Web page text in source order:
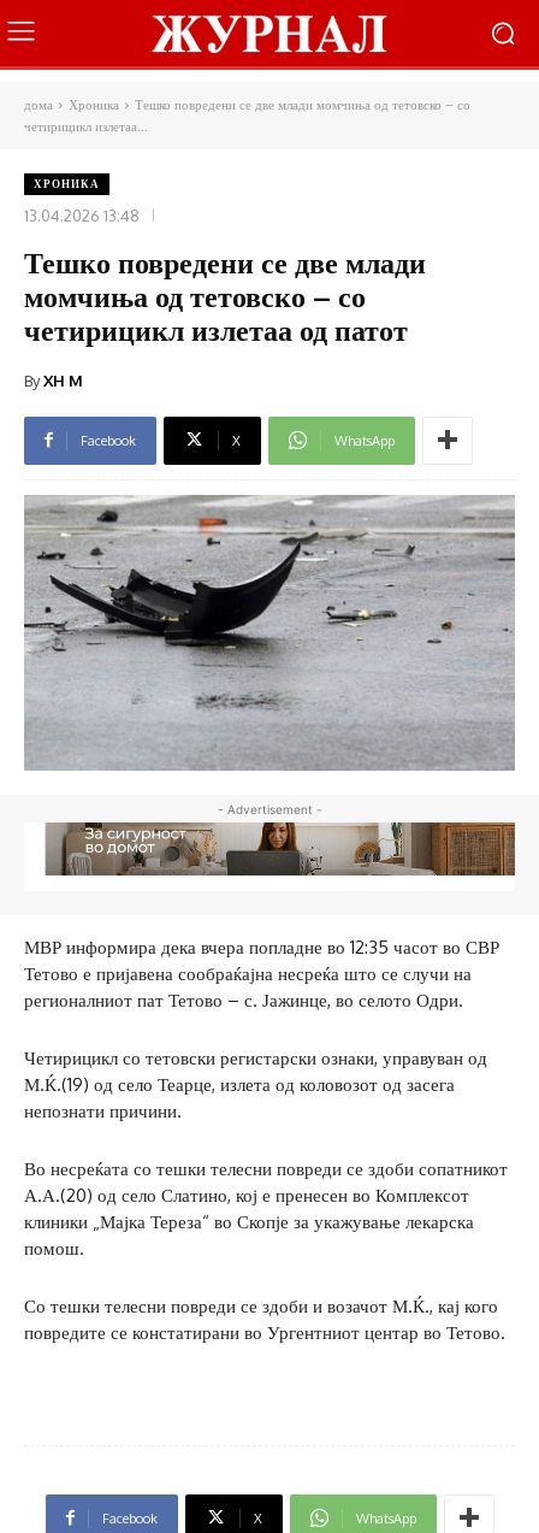
дома Хроника
Тешко повредени се две млади момчиња од тетовско – со
четирицикл излетаа...
ХРОНИКА
13.04.2026 13:48
Тешко повредени се две млади
момчиња од тетовско – со
четирицикл излетаа од патот
ByXH M
Facebook X WhatsApp
- Advertisement -
МВР информира дека вчера попладне во 12:35 часот во СВР
Тетово е пријавена сообраќајна несреќа што се случи на
регионалниот пат Тетово – с. Јажинце, во селото Одри.
Четирицикл со тетовски регистарски ознаки, управуван од
М.Ќ.(19) од село Теарце, излета од коловозот од засега
непознати причини.
Во несреќата со тешки телесни повреди се здоби сопатникот
А.А.(20) од село Слатино, кој е пренесен во Комплексот
клиники „Мајка Тереза“ во Скопје за укажување лекарска
помош.
Со тешки телесни повреди се здоби и возачот М.Ќ., кај кого
повредите се констатирани во Ургентниот центар во Тетово.
Facebook X WhatsApp